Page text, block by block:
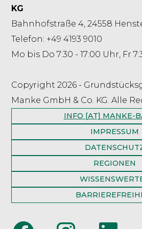
KG
Bahnhofstraße 4, 24558
Telefon: +49 4193 9010
Mo bis Do 7:30 - 17:00 Uhr, Fr
Copyright 2026 -
Manke GmbH & Co. KG. Alle
INFO [AT] MANKE-
IMPRESSUM
REGIONEN